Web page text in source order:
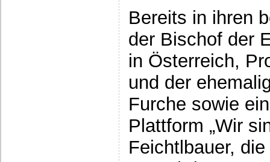
Bereits in ihren
der Bischof der
in Österreich,
und der
Furche sowie
Plattform „Wir
Feichtlbauer,